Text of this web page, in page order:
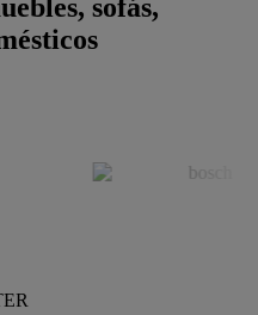
sofás,